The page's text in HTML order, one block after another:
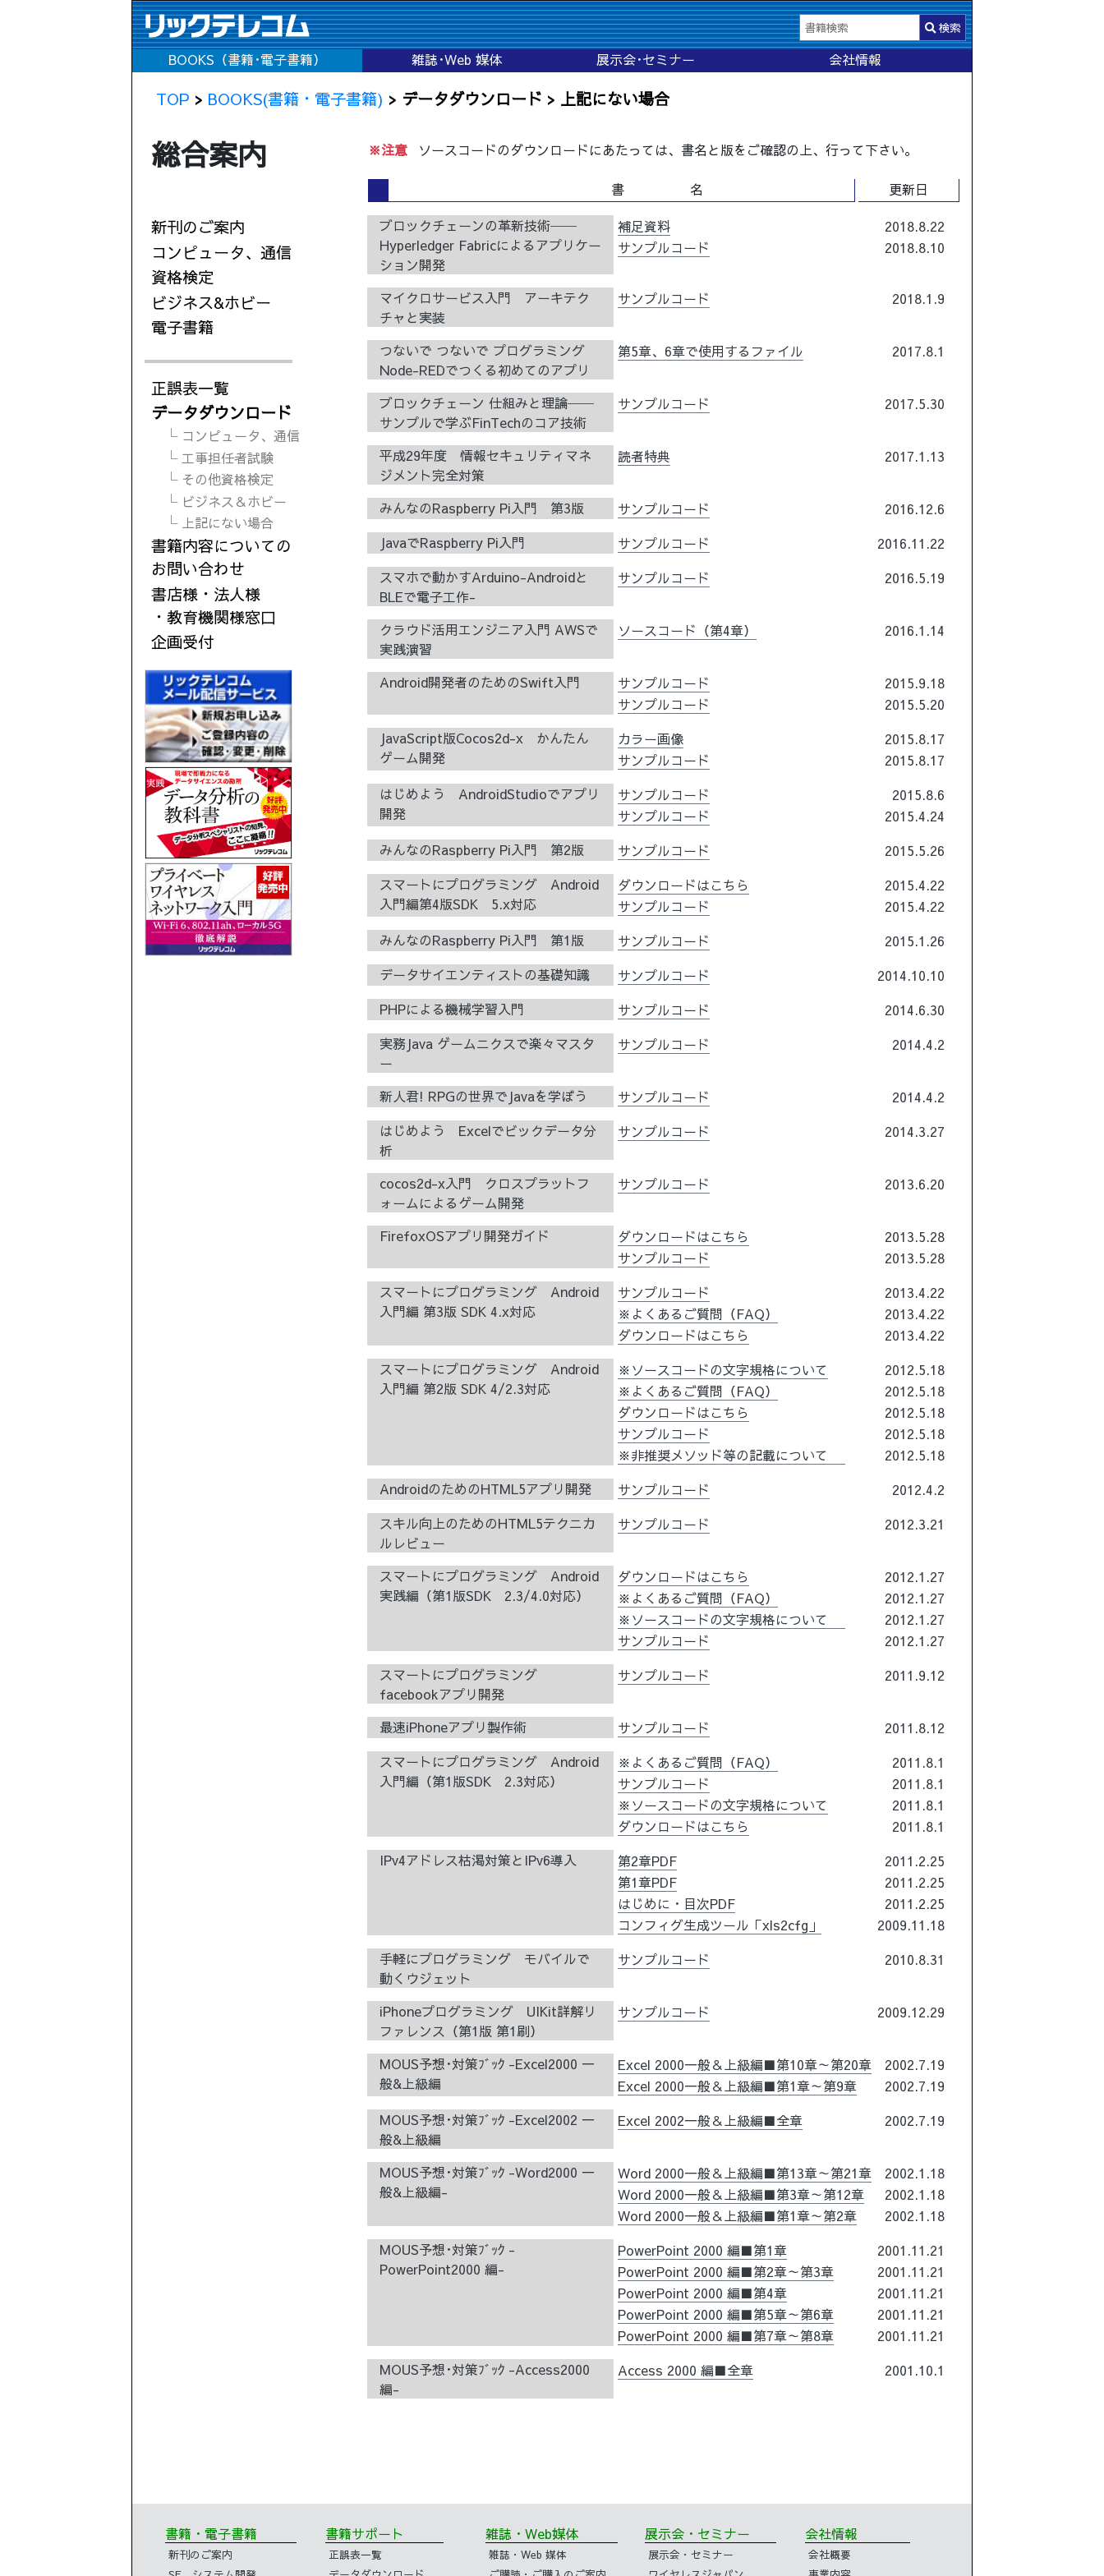
検索
BOOKS（書籍･電子書籍） 雑誌･Web 媒体 展示会･セミナー 会社情報
TOP > BOOKS(書籍・電子書籍) > データダウンロード > 上記にない場合
総合案内
新刊のご案内
コンピュータ、通信
資格検定
ビジネス&ホビー
電子書籍
正誤表一覧
データダウンロード
└ コンピュータ、通信
└ 工事担任者試験
└ その他資格検定
└ ビジネス＆ホビー
└ 上記にない場合
書籍内容についての
お問い合わせ
書店様・法人様
・教育機関様窓口
企画受付
※注意 ソースコードのダウンロードにあたっては、書名と版をご確認の上、行って下さい。
書 名
更新日
ブロックチェーンの革新技術──
Hyperledger Fabricによるアプリケー
ション開発
補足資料
2018.8.22
サンプルコード
2018.8.10
マイクロサービス入門 アーキテク
チャと実装
サンプルコード 2018.1.9
つないで つないで プログラミング
Node-REDでつくる初めてのアプリ
第5章、6章で使用するファイル 2017.8.1
ブロックチェーン 仕組みと理論──
サンプルで学ぶFinTechのコア技術
サンプルコード 2017.5.30
平成29年度 情報セキュリティマネ
ジメント完全対策
読者特典 2017.1.13
みんなのRaspberry Pi入門 第3版 サンプルコード
2016.12.6
JavaでRaspberry Pi入門
サンプルコード
2016.11.22
スマホで動かすArduino-Androidと
BLEで電子工作-
サンプルコード 2016.5.19
クラウド活用エンジニア入門 AWSで
実践演習
ソースコード（第4章） 2016.1.14
Android開発者のためのSwift入門 サンプルコード
2015.9.18
サンプルコード
2015.5.20
JavaScript版Cocos2d-x かんたん
ゲーム開発
カラー画像
2015.8.17
サンプルコード
2015.8.17
はじめよう AndroidStudioでアプリ
開発
サンプルコード
2015.8.6
サンプルコード
2015.4.24
みんなのRaspberry Pi入門 第2版
サンプルコード
2015.5.26
スマートにプログラミング Android
入門編第4版SDK 5.x対応
ダウンロードはこちら
2015.4.22
サンプルコード
2015.4.22
みんなのRaspberry Pi入門 第1版
サンプルコード
2015.1.26
データサイエンティストの基礎知識
サンプルコード
2014.10.10
PHPによる機械学習入門
サンプルコード
2014.6.30
実務Java ゲームニクスで楽々マスタ
ー
サンプルコード 2014.4.2
新人君! RPGの世界でJavaを学ぼう サンプルコード
2014.4.2
はじめよう Excelでビックデータ分
析
サンプルコード 2014.3.27
cocos2d-x入門 クロスプラットフ
ォームによるゲーム開発
サンプルコード 2013.6.20
FirefoxOSアプリ開発ガイド ダウンロードはこちら
2013.5.28
サンプルコード
2013.5.28
スマートにプログラミング Android
入門編 第3版 SDK 4.x対応
サンプルコード
2013.4.22
※よくあるご質問（FAQ）
2013.4.22
ダウンロードはこちら
2013.4.22
スマートにプログラミング Android
入門編 第2版 SDK 4/2.3対応
※ソースコードの文字規格について
2012.5.18
※よくあるご質問（FAQ）
2012.5.18
ダウンロードはこちら
2012.5.18
サンプルコード
2012.5.18
※非推奨メソッド等の記載について
2012.5.18
AndroidのためのHTML5アプリ開発
サンプルコード
2012.4.2
スキル向上のためのHTML5テクニカ
ルレビュー
サンプルコード 2012.3.21
スマートにプログラミング Android
実践編（第1版SDK 2.3/4.0対応）
ダウンロードはこちら
2012.1.27
※よくあるご質問（FAQ）
2012.1.27
※ソースコードの文字規格について
2012.1.27
サンプルコード
2012.1.27
スマートにプログラミング
facebookアプリ開発
サンプルコード 2011.9.12
最速iPhoneアプリ製作術 サンプルコード
2011.8.12
スマートにプログラミング Android
入門編（第1版SDK 2.3対応）
※よくあるご質問（FAQ）
2011.8.1
サンプルコード
2011.8.1
※ソースコードの文字規格について
2011.8.1
ダウンロードはこちら
2011.8.1
IPv4アドレス枯渇対策とIPv6導入
第2章PDF
2011.2.25
第1章PDF
2011.2.25
はじめに・目次PDF
2011.2.25
コンフィグ生成ツール「xls2cfg」
2009.11.18
手軽にプログラミング モバイルで
動くウジェット
サンプルコード 2010.8.31
iPhoneプログラミング UIKit詳解リ
ファレンス（第1版 第1刷）
サンプルコード 2009.12.29
MOUS予想･対策ﾌﾞｯｸ -Excel2000 一
般&上級編
Excel 2000一般＆上級編■第10章～第20章
2002.7.19
Excel 2000一般＆上級編■第1章～第9章
2002.7.19
MOUS予想･対策ﾌﾞｯｸ -Excel2002 一
般&上級編
Excel 2002一般＆上級編■全章 2002.7.19
MOUS予想･対策ﾌﾞｯｸ -Word2000 一
般&上級編-
Word 2000一般＆上級編■第13章～第21章
2002.1.18
Word 2000一般＆上級編■第3章～第12章
2002.1.18
Word 2000一般＆上級編■第1章～第2章
2002.1.18
MOUS予想･対策ﾌﾞｯｸ -
PowerPoint2000 編-
PowerPoint 2000 編■第1章
2001.11.21
PowerPoint 2000 編■第2章～第3章
2001.11.21
PowerPoint 2000 編■第4章
2001.11.21
PowerPoint 2000 編■第5章～第6章
2001.11.21
PowerPoint 2000 編■第7章～第8章
2001.11.21
MOUS予想･対策ﾌﾞｯｸ -Access2000
編-
Access 2000 編■全章 2001.10.1
書籍・電子書籍
新刊のご案内
書籍サポート
正誤表一覧
雑誌・Web媒体
雑誌・Web 媒体
展示会・セミナー
展示会・セミナー
会社情報
会社概要